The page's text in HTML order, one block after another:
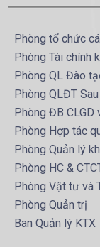
Phòng tổ chức
Phòng Tài chính
Phòng QL Đào
Phòng QLĐT
Phòng ĐB CLGD
Phòng Hợp tác
Phòng Quản lý
Phòng HC &
Phòng Vật tư và
Phòng Quản trị
Ban Quản lý KTX